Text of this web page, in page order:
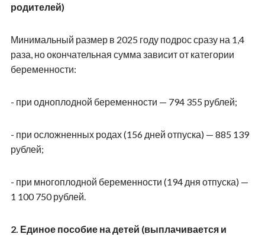
родителей)
Минимальный размер в 2025 году подрос сразу на 1,4
раза, но окончательная сумма зависит от категории
беременности:
- при одноплодной беременности — 794 355 рублей;
- при осложненных родах (156 дней отпуска) — 885 139
рублей;
- при многоплодной беременности (194 дня отпуска) —
1 100 750 рублей.
2. Единое пособие на детей (выплачивается и